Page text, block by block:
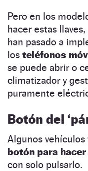
Pero en los
hacer estas
han pasado a
los teléfonos
se puede abrir o
climatizador y
puramente
Botón del
Algunos
botón para
con solo pulsarlo.